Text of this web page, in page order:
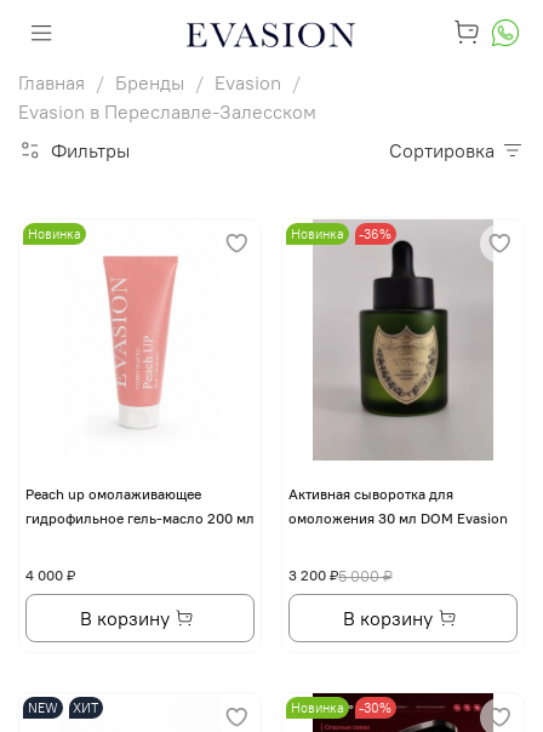
Главная Бренды
Evasion
Evasion в Переславле-Залесском
Фильтры
Сортировка
Новинка
Peach up омолаживающее
гидрофильное гель-масло 200 мл
4 000 ₽
В корзину
Новинка -36%
Активная сыворотка для
омоложения 30 мл DOM Evasion
5 000 ₽
3 200 ₽
В корзину
NEW ХИТ Новинка -30%